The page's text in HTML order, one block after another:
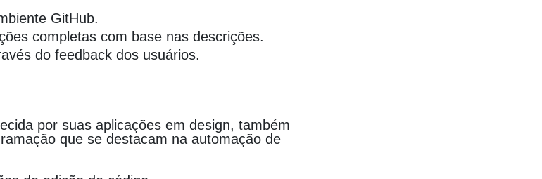
GitHub.
completas com base nas descrições.
do feedback dos usuários.
por suas aplicações em design, também
que se destacam na automação de